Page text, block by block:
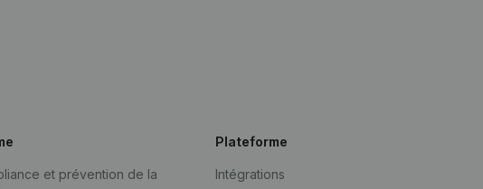
et prévention de la
Plateforme
Intégrations